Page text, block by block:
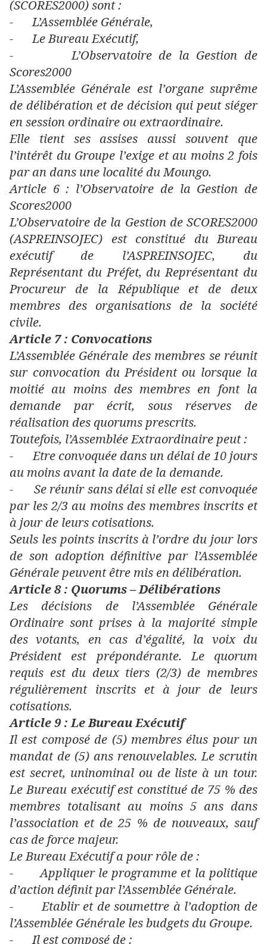
(SCORES2000) sont :
-
L’Assemblée Générale,
-
Le Bureau Exécutif,
-
L’Observatoire de la Gestion de
Scores2000
L’Assemblée Générale est l’organe suprême
de délibération et de décision qui peut siéger
en session ordinaire ou extraordinaire.
Elle tient ses assises aussi souvent que
l’intérêt du Groupe l’exige et au moins 2 fois
par an dans une localité du Moungo.
Article 6 : l’Observatoire de la Gestion de
Scores2000
L’Observatoire de la Gestion de SCORES2000
(ASPREINSOJEC) est constitué du Bureau
exécutif de l’ASPREINSOJEC, du
Représentant du Préfet, du Représentant du
Procureur de la République et de deux
membres des organisations de la société
civile.
Article 7 : Convocations
L’Assemblée Générale des membres se réunit
sur convocation du Président ou lorsque la
moitié au moins des membres en font la
demande par écrit, sous réserves de
réalisation des quorums prescrits.
Toutefois, l’Assemblée Extraordinaire peut :
-
Etre convoquée dans un délai de 10 jours
au moins avant la date de la demande.
-
Se réunir sans délai si elle est convoquée
par les 2/3 au moins des membres inscrits et
à jour de leurs cotisations.
Seuls les points inscrits à l’ordre du jour lors
de son adoption définitive par l’Assemblée
Générale peuvent être mis en délibération.
Article 8 : Quorums – Délibérations
Les décisions de l’Assemblée Générale
Ordinaire sont prises à la majorité simple
des votants, en cas d’égalité, la voix du
Président est prépondérante. Le quorum
requis est du deux tiers (2/3) de membres
régulièrement inscrits et à jour de leurs
cotisations.
Article 9 : Le Bureau Exécutif
Il est composé de (5) membres élus pour un
mandat de (5) ans renouvelables. Le scrutin
est secret, uninominal ou de liste à un tour.
Le Bureau exécutif est constitué de 75 % des
membres totalisant au moins 5 ans dans
l’association et de 25 % de nouveaux, sauf
cas de force majeur.
Le Bureau Exécutif a pour rôle de :
-
Appliquer le programme et la politique
d’action définit par l’Assemblée Générale.
-
Etablir et de soumettre à l’adoption de
l’Assemblée Générale les budgets du Groupe.
-
Il est composé de :